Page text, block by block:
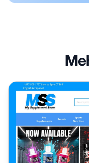
My Supplement